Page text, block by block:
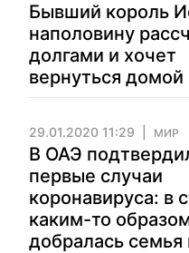
Бывший король
наполовину
долгами и хочет
вернуться домой
29.01.2020 11:29 МИР
В ОАЭ
первые случаи
коронавируса: в
каким-то
добралась семья